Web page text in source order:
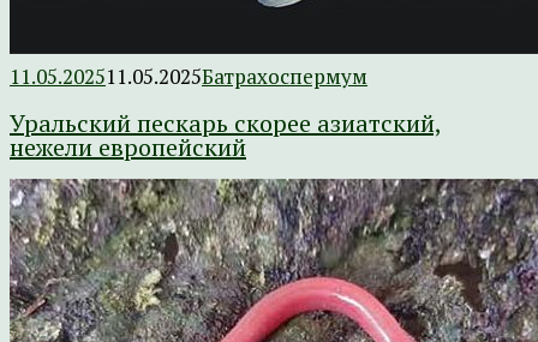
11.05.202511.05.2025Батрахоспермум
Уральский пескарь скорее азиатский,
нежели европейский